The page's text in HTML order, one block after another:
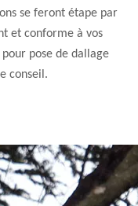
se feront étape par
et conforme à vos
pose de dallage
conseil.